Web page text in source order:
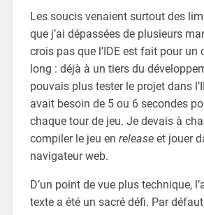
Les soucis venaient surtout des
que j’ai dépassées de plusieurs
crois pas que l’IDE est fait pour un
long : déjà à un tiers du
pouvais plus tester le projet dans
avait besoin de 5 ou 6 secondes
chaque tour de jeu. Je devais à
compiler le jeu en releaseet jouer
navigateur web.
D’un point de vue plus technique,
texte a été un sacré défi. Par